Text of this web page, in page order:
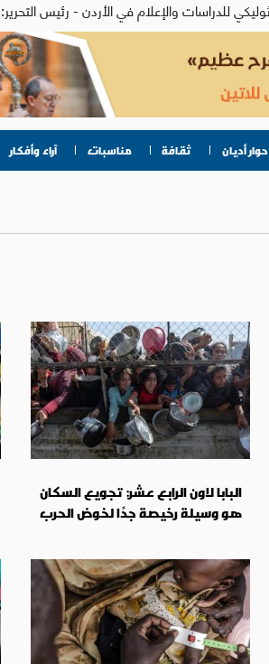
حوار أديان ثقافة مناسبات آراء وأفكار
البابا لاون الرابع عشر: تجويع السكان
هو وسيلة رخيصة جدًا لخوض الحرب